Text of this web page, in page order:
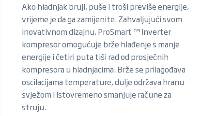
Ako hladnjak bruji, puše i troši previše energije,
vrijeme je da ga zamijenite. Zahvaljujući svom
inovativnom dizajnu, ProSmart ™ Inverter
kompresor omogućuje brže hlađenje s manje
energije i četiri puta tiši rad od prosječnih
kompresora u hladnjacima. Brže se prilagođava
oscilacijama temperature, dulje održava hranu
svježom i istovremeno smanjuje račune za
struju.